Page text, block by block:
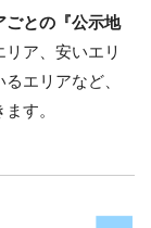
ごとの『公示地
ア、安いエリ
エリアなど、
す。